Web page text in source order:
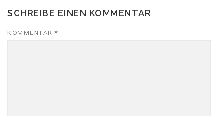
SCHREIBE EINEN KOMMENTAR
KOMMENTAR *